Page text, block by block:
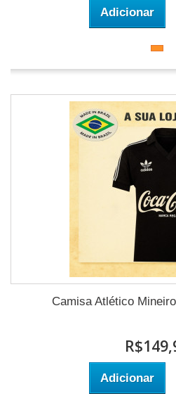
Adicionar
Camisa Atlético
Adicionar